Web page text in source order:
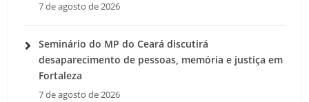
7 de agosto de 2026
Seminário do MP do Ceará discutirá
desaparecimento de pessoas, memória e justiça em
Fortaleza
7 de agosto de 2026